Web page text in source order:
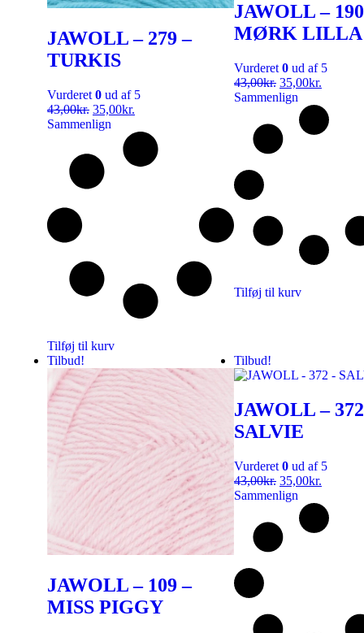
JAWOLL – 279 –
TURKIS
Vurderet 0 ud af 5
43,00kr. 35,00kr.
Sammenlign
Tilføj til kurv
JAWOLL –
MØRK LILLA
Vurderet 0 ud af 5
43,00kr. 35,00kr.
Sammenlign
Tilføj til kurv
Tilbud!
JAWOLL – 109 –
MISS PIGGY
Tilbud!
JAWOLL –
SALVIE
Vurderet 0 ud af 5
43,00kr. 35,00kr.
Sammenlign